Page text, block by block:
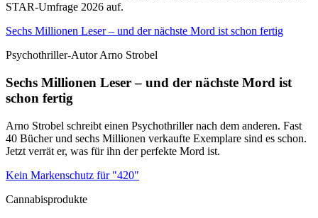
STAR-Umfrage 2026 auf.
Sechs Millionen Leser – und der nächste Mord ist schon fertig
Psychothriller-Autor Arno Strobel
Sechs Millionen Leser – und der nächste Mord ist
schon fertig
Arno Strobel schreibt einen Psychothriller nach dem anderen. Fast
40 Bücher und sechs Millionen verkaufte Exemplare sind es schon.
Jetzt verrät er, was für ihn der perfekte Mord ist.
Kein Markenschutz für "420"
Cannabisprodukte